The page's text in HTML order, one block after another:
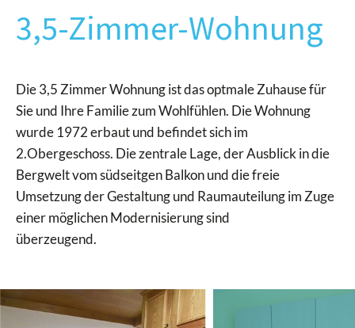
3,5-Zimmer-Wohnung
Die 3,5 Zimmer Wohnung ist das optmale Zuhause für
Sie und Ihre Familie zum Wohlfühlen. Die Wohnung
wurde 1972 erbaut und befindet sich im
2.Obergeschoss. Die zentrale Lage, der Ausblick in die
Bergwelt vom südseitgen Balkon und die freie
Umsetzung der Gestaltung und Raumauteilung im Zuge
einer möglichen Modernisierung sind
überzeugend.